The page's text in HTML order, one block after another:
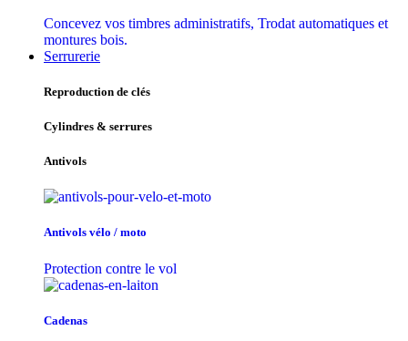
Concevez vos timbres administratifs, Trodat automatiques et
montures bois.
Serrurerie
Reproduction de clés
Cylindres & serrures
Antivols
Antivols vélo / moto
Protection contre le vol
Cadenas